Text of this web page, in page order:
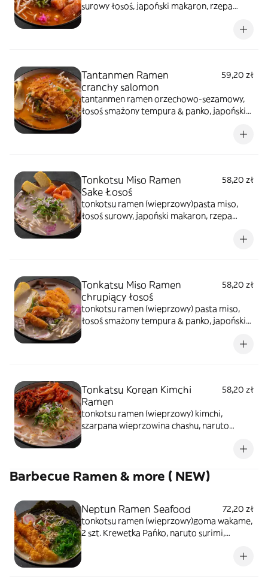
surowy łosoś, japoński makaron, rzepa
surimi, szczypiorek, kiełki warzyw, sezam
Tantanmen Ramen
cranchy salomon
59,20 zł
tantanmen ramen orzechowo-sezamowy,
łosoś smażony tempura & panko, japoński
Tonkotsu Miso Ramen
Sake Łosoś
58,20 zł
tonkotsu ramen (wieprzowy)pasta miso,
łosoś surowy, japoński makaron, rzepa
tamago, szczypiorek, kiełki warzyw, sezam
Tonkatsu Miso Ramen
chrupiący łosoś
58,20 zł
tonkotsu ramen (wieprzowy) pasta miso,
łosoś smażony tempura & panko, japoński
Tonkatsu Korean Kimchi
Ramen
58,20 zł
tonkotsu ramen (wieprzowy) kimchi,
szarpana wieprzowina chashu, naruto
rzepa marynowana, nitki tykwy, szczypiorek,
prażone
Barbecue Ramen & more ( NEW)
Neptun Ramen Seafood
72,20 zł
tonkotsu ramen (wieprzowy)goma wakame,
2 szt. Krewetka Pańko, naruto surimi,
marynowana, nitki tykwy, szczypiorek, kiełki